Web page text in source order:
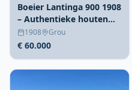
Boeier Lantinga 900 1908
– Authentieke houten
zeilboot vaarklaar
1908 Grou
€ 60.000